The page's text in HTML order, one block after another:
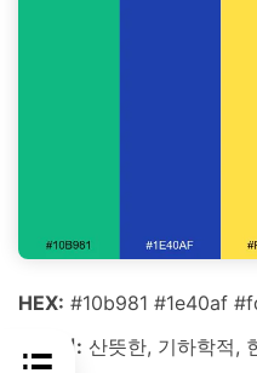
HEX: #10b981 #1e40af
분위기: 산뜻한, 기하학적,